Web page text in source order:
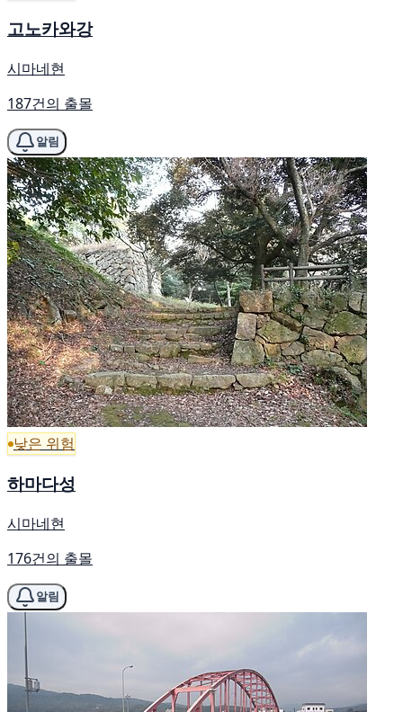
고노카와강
시마네현
187건의 출몰
알림
낮은 위험
하마다성
시마네현
176건의 출몰
알림